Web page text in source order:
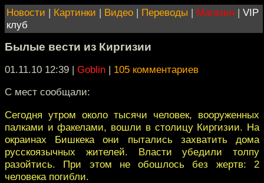
Новости | Картинки | Видео | Переводы | Магазин | VIP
клуб
Былые вести из Киргизии
01.11.10 12:39 | Goblin | 105 комментариев
С мест сообщали:
Сегодня утром около тысячи человек, вооруженных
палками и факелами, вошли в столицу Киргизии. На
окраинах Бишкека они пытались захватить дома
русскоязычных жителей. Власти убедили толпу
разойтись. При этом не обошлось без жертв: 2
человека погибли.